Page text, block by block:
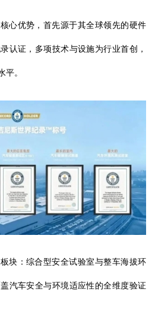
心优势，首先源于其全球领先的硬件
认证，多项技术与设施为行业首创，
平。
块：综合型安全试验室与整车海拔环
汽车安全与环境适应性的全维度验证